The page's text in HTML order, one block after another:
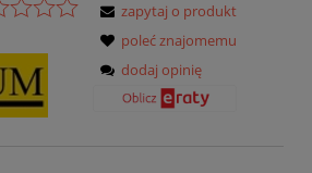
zapytaj o produkt
poleć znajomemu
dodaj opinię